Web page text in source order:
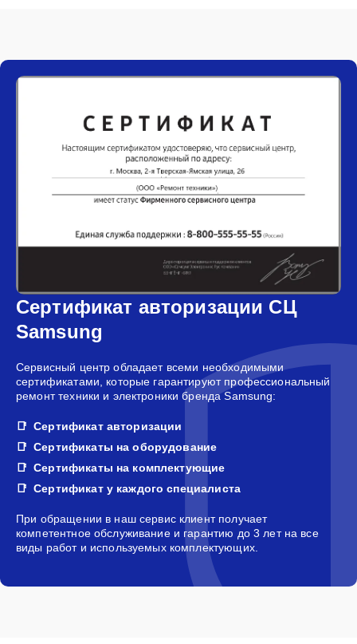
Сертификат авторизации СЦ
Samsung
Сервисный центр обладает всеми необходимыми
сертификатами, которые гарантируют профессиональный
ремонт техники и электроники бренда Samsung:
Сертификат авторизации
Сертификаты на оборудование
Сертификаты на комплектующие
Сертификат у каждого специалиста
При обращении в наш сервис клиент получает
компетентное обслуживание и гарантию до 3 лет на все
виды работ и используемых комплектующих.